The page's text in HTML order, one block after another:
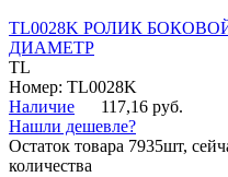
TL0028K РОЛИК
ДИАМЕТР
TL
Номер: TL0028K
Наличие
117,16 руб.
Нашли дешевле?
Остаток товара 7935шт,
количества